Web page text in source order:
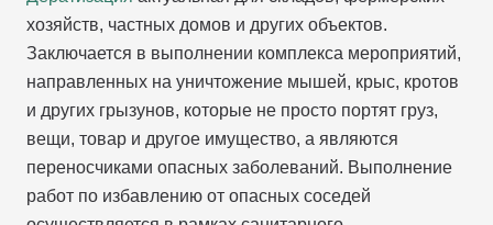
хозяйств, частных домов и других объектов.
Заключается в выполнении комплекса мероприятий,
направленных на уничтожение мышей, крыс, кротов
и других грызунов, которые не просто портят груз,
вещи, товар и другое имущество, а являются
переносчиками опасных заболеваний. Выполнение
работ по избавлению от опасных соседей